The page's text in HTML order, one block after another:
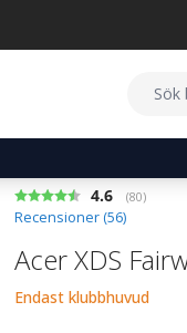
Snittbetyg:
4.6 (röster:
80)
Recensioner (56)
Acer XDS
Endast klubbhuvud